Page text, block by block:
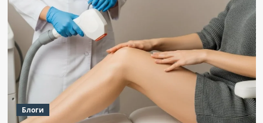
Блоги